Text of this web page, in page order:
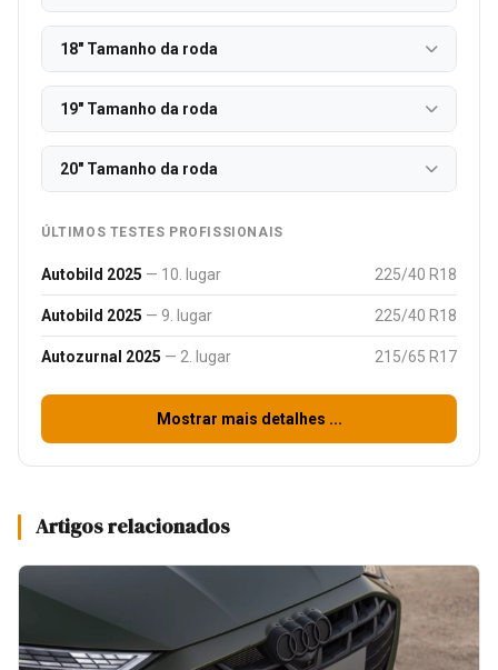
18" Tamanho da roda
19" Tamanho da roda
20" Tamanho da roda
ÚLTIMOS TESTES PROFISSIONAIS
Autobild 2025 — 10. lugar 225/40 R18
Autobild 2025 — 9. lugar 225/40 R18
Autozurnal 2025 — 2. lugar 215/65 R17
Mostrar mais detalhes ...
Artigos relacionados